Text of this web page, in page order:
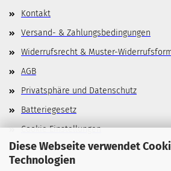
Diese Webseite verwendet
Technologien
Kontakt
Versand- & Zahlungsbedingungen
Widerrufsrecht & Muster-
AGB
Privatsphäre und Datenschutz
Batteriegesetz
Cookie Einstellungen